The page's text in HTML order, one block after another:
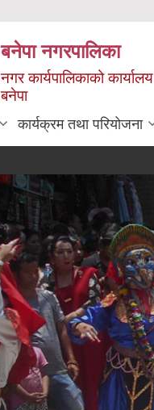
बनेपा नगरपालिका
नगर कार्यपालिकाको कार्यालय
बनेपा
कार्यक्रम तथा परियोजना